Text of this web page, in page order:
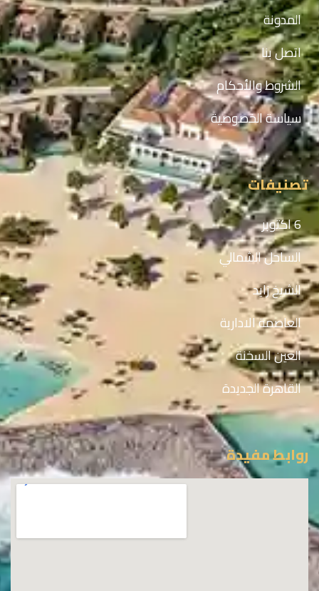
المدونة
اتصل بنا
الشروط والأحكام
سياسة الخصوصية
تصنيفات
6 اكتوبر
الساحل الشمالي
الشيخ زايد
العاصمة الادارية
العين السخنة
القاهرة الجديدة
روابط مفيدة